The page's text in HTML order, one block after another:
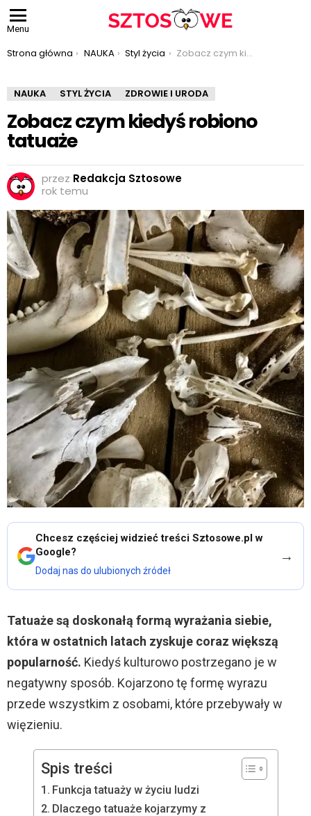
Menu
Jesteś tutaj:
Strona główna NAUKA Styl życia Zobacz czym kiedyś robiono tatuaże
NAUKA STYL ŻYCIA ZDROWIE I URODA
Zobacz czym kiedyś robiono
tatuaże
przez Redakcja Sztosowe
rok temu
Chcesz częściej widzieć treści Sztosowe.pl w
Google?
Dodaj nas do ulubionych źródeł
→
Tatuaże są doskonałą formą wyrażania siebie,
która w ostatnich latach zyskuje coraz większą
popularność. Kiedyś kulturowo postrzegano je w
negatywny sposób. Kojarzono tę formę wyrazu
przede wszystkim z osobami, które przebywały w
więzieniu.
Spis treści
Funkcja tatuaży w życiu ludzi
Dlaczego tatuaże kojarzymy z